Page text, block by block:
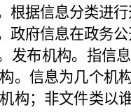
根据信息分类进行
政府信息在政务公
发布机构。指信
。信息为几个机
构；非文件类以